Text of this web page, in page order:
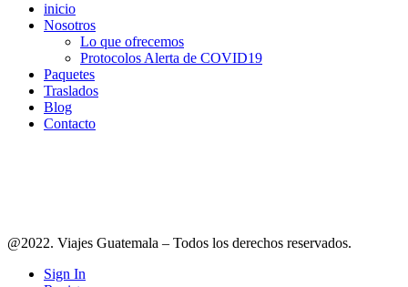
inicio
Nosotros
Lo que ofrecemos
Protocolos Alerta de COVID19
Paquetes
Traslados
Blog
Contacto
@2022. Viajes Guatemala – Todos los derechos reservados.
Sign In